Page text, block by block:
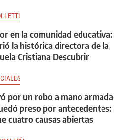
en la comunidad educativa:
la histórica directora de la
Cristiana Descubrir
por un robo a mano armada
preso por antecedentes:
cuatro causas abiertas